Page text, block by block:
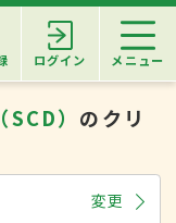
ログイン メニュー
） のクリ
変更